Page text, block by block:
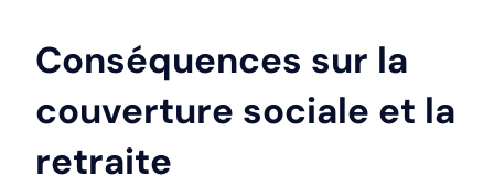
Conséquences sur la
couverture sociale et la
retraite